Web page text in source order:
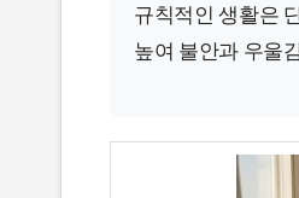
규칙적인 생활은
높여 불안과 우울